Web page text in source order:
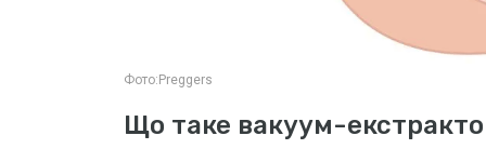
Фото:Preggers
Що таке вакуум-